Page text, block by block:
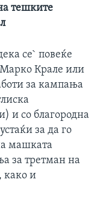
тешките
се` повеќе
Крале или
за кампања
и со благородна
за да го
машката
за третман на
како и